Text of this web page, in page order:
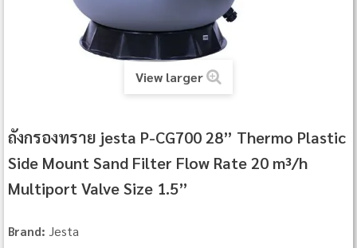
View larger
ถังกรองทราย jesta P-CG700 28” Thermo Plastic
Side Mount Sand Filter Flow Rate 20 m³/h
Multiport Valve Size 1.5”
Brand: Jesta